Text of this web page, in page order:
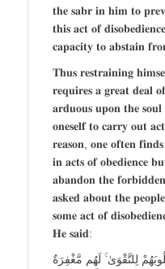
𝐭𝐡𝐞 𝐬𝐚𝐛𝐫 𝐢𝐧 𝐡𝐢𝐦 𝐭𝐨
𝐭𝐡𝐢𝐬 𝐚𝐜𝐭 𝐨𝐟
𝐜𝐚𝐩𝐚𝐜𝐢𝐭𝐲 𝐭𝐨 𝐚𝐛𝐬𝐭𝐚𝐢𝐧
𝐓𝐡𝐮𝐬 𝐫𝐞𝐬𝐭𝐫𝐚𝐢𝐧𝐢𝐧𝐠
𝐫𝐞𝐪𝐮𝐢𝐫𝐞𝐬 𝐚 𝐠𝐫𝐞𝐚𝐭 𝐝𝐞𝐚𝐥
𝐚𝐫𝐝𝐮𝐨𝐮𝐬 𝐮𝐩𝐨𝐧 𝐭𝐡𝐞 𝐬𝐨𝐮𝐥
𝐨𝐧𝐞𝐬𝐞𝐥𝐟 𝐭𝐨 𝐜𝐚𝐫𝐫𝐲 𝐨𝐮𝐭
𝐫𝐞𝐚𝐬𝐨𝐧, 𝐨𝐧𝐞 𝐨𝐟𝐭𝐞𝐧
𝐢𝐧 𝐚𝐜𝐭𝐬 𝐨𝐟 𝐨𝐛𝐞𝐝𝐢𝐞𝐧𝐜𝐞
𝐚𝐛𝐚𝐧𝐝𝐨𝐧 𝐭𝐡𝐞
𝐚𝐬𝐤𝐞𝐝 𝐚𝐛𝐨𝐮𝐭 𝐭𝐡𝐞
𝐬𝐨𝐦𝐞 𝐚𝐜𝐭 𝐨𝐟
𝐇𝐞 𝐬𝐚𝐢𝐝:
لِلتَّقْوَىٰ ۚ لَهُم مَّغْفِرَ‌ةٌ